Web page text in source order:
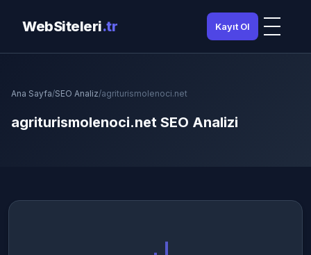
WebSiteleri.tr Kayıt Ol
Ana Sayfa/SEO Analiz/agriturismolenoci.net
agriturismolenoci.net SEO Analizi